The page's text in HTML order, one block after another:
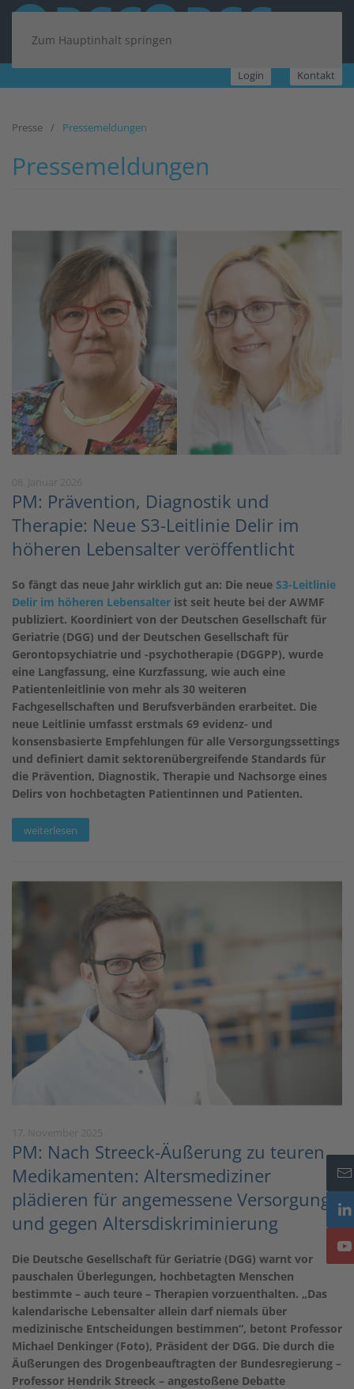
Zum Hauptinhalt springen
Login Kontakt
Presse Pressemeldungen
Pressemeldungen
PM: Prävention, Diagnostik und
Therapie: Neue S3-Leitlinie Delir im
höheren Lebensalter veröffentlicht
So fängt das neue Jahr wirklich gut an: Die neue S3-Leitlinie
Delir im höheren Lebensalter ist seit heute bei der AWMF
publiziert. Koordiniert von der Deutschen Gesellschaft für
Geriatrie (DGG) und der Deutschen Gesellschaft für
Gerontopsychiatrie und -psychotherapie (DGGPP), wurde
eine Langfassung, eine Kurzfassung, wie auch eine
Patientenleitlinie von mehr als 30 weiteren
Fachgesellschaften und Berufsverbänden erarbeitet. Die
neue Leitlinie umfasst erstmals 69 evidenz- und
konsensbasierte Empfehlungen für alle Versorgungssettings
und definiert damit sektorenübergreifende Standards für
die Prävention, Diagnostik, Therapie und Nachsorge eines
Delirs von hochbetagten Patientinnen und Patienten.
weiterlesen
PM: Nach Streeck-Äußerung zu teuren
Medikamenten: Altersmediziner
plädieren für angemessene Versorgung
und gegen Altersdiskriminierung
Die Deutsche Gesellschaft für Geriatrie (DGG) warnt vor
pauschalen Überlegungen, hochbetagten Menschen
bestimmte – auch teure – Therapien vorzuenthalten. „Das
kalendarische Lebensalter allein darf niemals über
medizinische Entscheidungen bestimmen“, betont Professor
Michael Denkinger (Foto), Präsident der DGG. Die durch die
Äußerungen des Drogenbeauftragten der Bundesregierung –
Professor Hendrik Streeck – angestoßene Debatte